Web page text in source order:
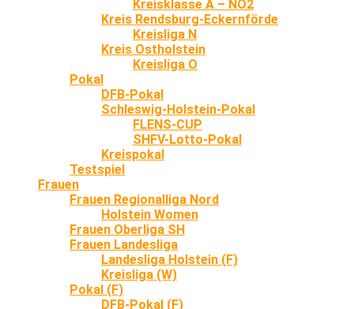
Kreisklasse A – NO2
Kreis Rendsburg-Eckernförde
Kreisliga N
Kreis Ostholstein
Kreisliga O
Pokal
DFB-Pokal
Schleswig-Holstein-Pokal
FLENS-CUP
SHFV-Lotto-Pokal
Kreispokal
Testspiel
Frauen
Frauen Regionalliga Nord
Holstein Women
Frauen Oberliga SH
Frauen Landesliga
Landesliga Holstein (F)
Kreisliga (W)
Pokal (F)
DFB-Pokal (F)